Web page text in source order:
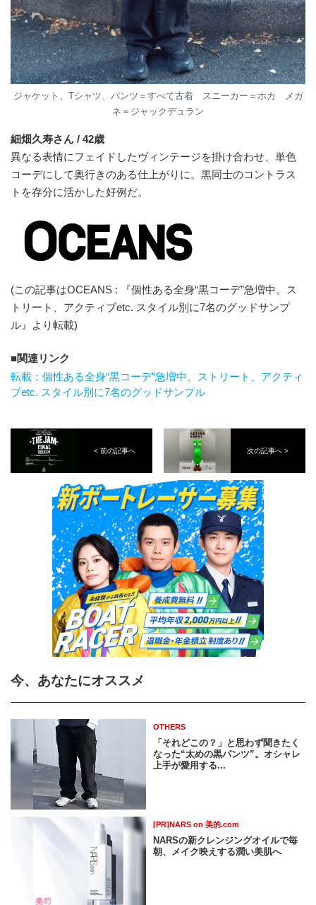
ジャケット、Tシャツ、パンツ＝すべて古着 スニーカー＝ホカ メガ
ネ＝ジャックデュラン
細畑久寿さん / 42歳
異なる表情にフェイドしたヴィンテージを掛け合わせ、単色
コーデにして奥行きのある仕上がりに。黒同士のコントラス
トを存分に活かした好例だ。
(この記事はOCEANS : 『個性ある全身“黒コーデ”急増中。ス
トリート、アクティブetc. スタイル別に7名のグッドサンプ
ル』より転載)
関連リンク
転載：個性ある全身“黒コーデ”急増中。ストリート、アクティ
ブetc. スタイル別に7名のグッドサンプル
< 前の記事へ 次の記事へ >
今、あなたにオススメ
OTHERS
「それどこの？」と思わず聞きたく
なった“太めの黒パンツ”。オシャレ
上手が愛用する...
[PR]NARS on 美的.com
NARSの新クレンジングオイルで毎
朝、メイク映えする潤い美肌へ